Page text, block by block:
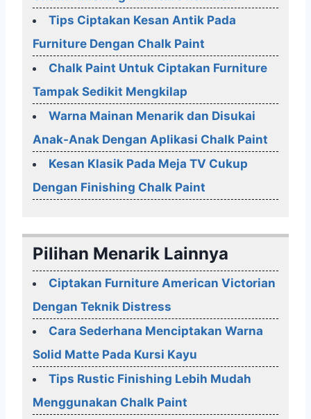
Tips Ciptakan Kesan Antik Pada
Furniture Dengan Chalk Paint
Chalk Paint Untuk Ciptakan Furniture
Tampak Sedikit Mengkilap
Warna Mainan Menarik dan Disukai
Anak-Anak Dengan Aplikasi Chalk Paint
Kesan Klasik Pada Meja TV Cukup
Dengan Finishing Chalk Paint
Pilihan Menarik Lainnya
Ciptakan Furniture American Victorian
Dengan Teknik Distress
Cara Sederhana Menciptakan Warna
Solid Matte Pada Kursi Kayu
Tips Rustic Finishing Lebih Mudah
Menggunakan Chalk Paint